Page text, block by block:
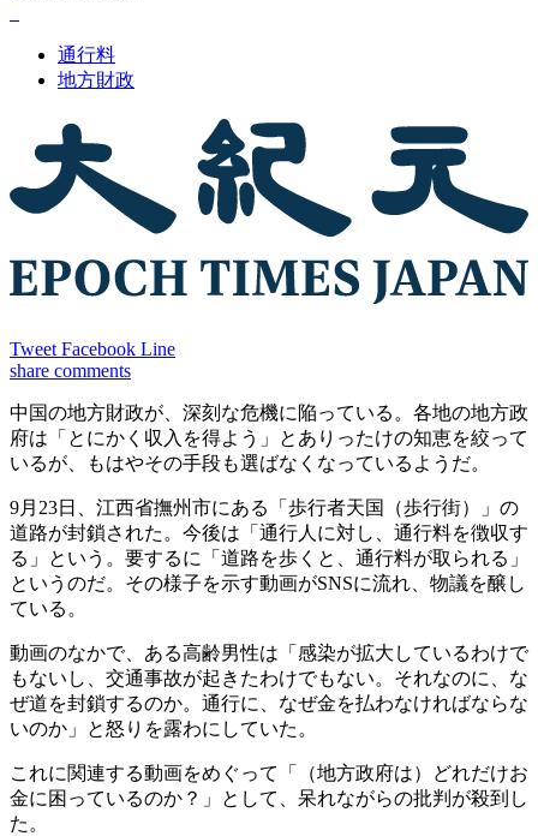
通行料
地方財政
Tweet Facebook Line
share comments
中国の地方財政が、深刻な危機に陥っている。各地の地方政
府は「とにかく収入を得よう」とありったけの知恵を絞って
いるが、もはやその手段も選ばなくなっているようだ。
9月23日、江西省撫州市にある「歩行者天国（歩行街）」の
道路が封鎖された。今後は「通行人に対し、通行料を徴収す
る」という。要するに「道路を歩くと、通行料が取られる」
というのだ。その様子を示す動画がSNSに流れ、物議を醸し
ている。
動画のなかで、ある高齢男性は「感染が拡大しているわけで
もないし、交通事故が起きたわけでもない。それなのに、な
ぜ道を封鎖するのか。通行に、なぜ金を払わなければならな
いのか」と怒りを露わにしていた。
これに関連する動画をめぐって「（地方政府は）どれだけお
金に困っているのか？」として、呆れながらの批判が殺到し
た。